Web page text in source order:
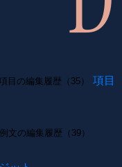
目の編集履歴（35）
項目
例文の編集履歴（39）